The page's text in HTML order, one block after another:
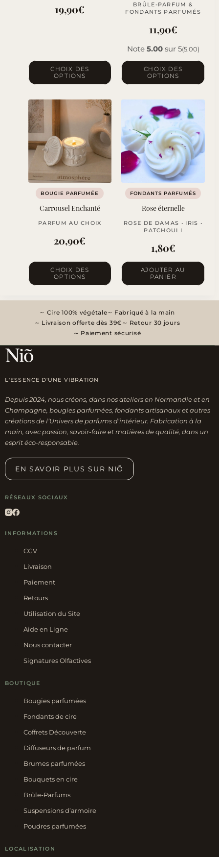
19,90€
CHOIX DES
OPTIONS
Ce
produit
plusieurs
variations.
options
peuvent
être
choisies
sur
la
produit
BRÛLE-PARFUM &
FONDANTS PARFUMÉS
11,90€
Note 5.00sur 5(5.00)
CHOIX DES
OPTIONS
Ce
produit
plusieurs
variations.
Les
options
peuvent
être
choisies
sur
la
du
produit
BOUGIE PARFUMÉE
Carrousel Enchanté
PARFUM AU CHOIX
20,90€
CHOIX DES
OPTIONS
Ce
produit
variations.
Les
options
choisies
la
page
du
produit
FONDANTS PARFUMÉS
Rose éternelle
ROSE DE DAMAS • IRIS •
PATCHOULI
1,80€
AJOUTER AU
PANIER
Cire 100% végétale
Fabriqué à la main
Livraison offerte dès 39€
Retour 30 jours
Paiement sécurisé
L'ESSENCE D'UNE VIBRATION
Depuis 2024, nous créons, dans nos ateliers en Normandie et en
Champagne, bougies parfumées, fondants artisanaux et autres
créations de l’Univers de parfums d’intérieur. Fabrication à la
main, avec passion, savoir-faire et matières de qualité, dans un
esprit éco-responsable.
EN SAVOIR PLUS SUR NIÕ
RÉSEAUX SOCIAUX
INFORMATIONS
CGV
Livraison
Paiement
Retours
Utilisation du Site
Aide en Ligne
Nous contacter
Signatures Olfactives
BOUTIQUE
Bougies parfumées
Fondants de cire
Coffrets Découverte
Diffuseurs de parfum
Brumes parfumées
Bouquets en cire
Brûle-Parfums
Suspensions d’armoire
Poudres parfumées
LOCALISATION